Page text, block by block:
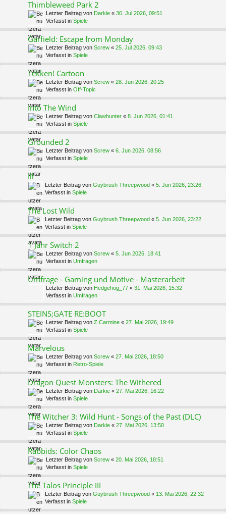
Thimbleweed Park 2
Letzter Beitrag von Darkie « 30. Jul 2026, 09:51
Verfasst in Spiele
Garfield: Escape from Monday
Letzter Beitrag von Screw « 25. Jul 2026, 09:43
Verfasst in Spiele
Tekken! Cartoon
Letzter Beitrag von Screw « 28. Jun 2026, 20:25
Verfasst in Off-Topic
Into The Wind
Letzter Beitrag von Clawhunter « 8. Jun 2026, 01:41
Verfasst in Spiele
Grounded 2
Letzter Beitrag von Screw « 6. Jun 2026, 08:56
Verfasst in Spiele
Ill
Letzter Beitrag von Guybrush Threepwood « 5. Jun 2026, 23:26
Verfasst in Spiele
The Lost Wild
Letzter Beitrag von Guybrush Threepwood « 5. Jun 2026, 23:22
Verfasst in Spiele
1 Jahr Switch 2
Letzter Beitrag von Screw « 5. Jun 2026, 18:41
Verfasst in Umfragen
Umfrage - Gaming und Motive - Masterarbeit
Letzter Beitrag von Hedgehog_77 « 31. Mai 2026, 15:32
Verfasst in Umfragen
STEINS;GATE RE:BOOT
Letzter Beitrag von Z.Carmine « 27. Mai 2026, 19:49
Verfasst in Spiele
Marvelous
Letzter Beitrag von Screw « 27. Mai 2026, 18:50
Verfasst in Retro-Spiele
Dragon Quest Monsters: The Withered
Letzter Beitrag von Darkie « 27. Mai 2026, 16:22
Verfasst in Spiele
The Witcher 3: Wild Hunt - Songs of the Past (DLC)
Letzter Beitrag von Darkie « 27. Mai 2026, 13:50
Verfasst in Spiele
Rabbids: Color Chaos
Letzter Beitrag von Screw « 20. Mai 2026, 18:51
Verfasst in Spiele
The Talos Principle III
Letzter Beitrag von Guybrush Threepwood « 13. Mai 2026, 22:32
Verfasst in Spiele